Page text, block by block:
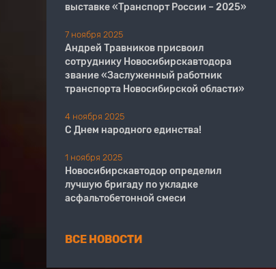
выставке «Транспорт России – 2025»
7 ноября 2025
Андрей Травников присвоил
сотруднику Новосибирскавтодора
звание «Заслуженный работник
транспорта Новосибирской области»
4 ноября 2025
С Днем народного единства!
1 ноября 2025
Новосибирскавтодор определил
лучшую бригаду по укладке
асфальтобетонной смеси
ВСЕ НОВОСТИ